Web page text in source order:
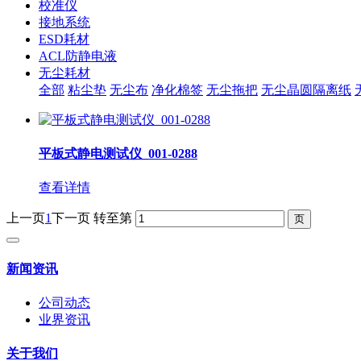
校准仪
接地系统
ESD耗材
ACL防静电液
无尘耗材
全部 粘尘垫 无尘布 净化棉签 无尘拖把 无尘晶圆隔离纸
平板式静电测试仪_001-0288
查看详情
上一页1下一页 转至第
新闻资讯
公司动态
业界资讯
关于我们